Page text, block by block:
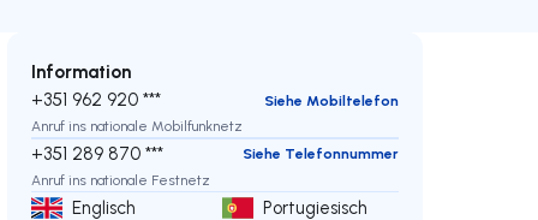
Information
+351 962 920 ***
Siehe Mobiltelefon
Anruf ins nationale Mobilfunknetz
+351 289 870 ***
Siehe Telefonnummer
Anruf ins nationale Festnetz
Englisch Portugiesisch